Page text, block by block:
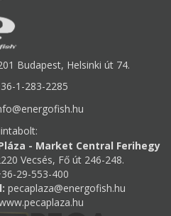
Budapest, Helsinki út 74.
1-283-2285
- Market Central Ferihegy
Vecsés, Fő út 246-248.
29-553-400
pecaplaza@energofish.hu